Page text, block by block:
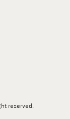
reserved.